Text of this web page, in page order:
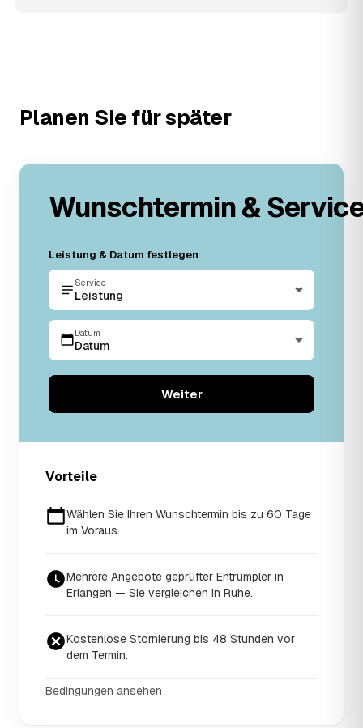
Planen Sie für später
Wunschtermin &
Leistung & Datum festlegen
Service
Leistung
Datum
Datum
Weiter
Vorteile
Wählen Sie Ihren Wunschtermin bis zu 60 Tage
im Voraus.
Mehrere Angebote geprüfter Entrümpler in
Erlangen — Sie vergleichen in Ruhe.
Kostenlose Stornierung bis 48 Stunden vor
dem Termin.
Bedingungen ansehen